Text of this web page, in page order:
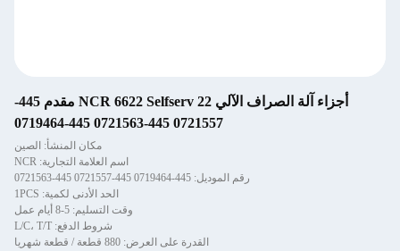
أجزاء آلة الصراف الآلي NCR 6622 Selfserv 22 مقدم 445-
0721557 445-0721563 445-0719464
مكان المنشأ: الصين
اسم العلامة التجارية: NCR
رقم الموديل: 445-0719464 445-0721557 445-0721563
الحد الأدنى لكمية: 1PCS
وقت التسليم: 5-8 أيام عمل
شروط الدفع: L/C، T/T
القدرة على العرض: 880 قطعة / قطعة شهريا